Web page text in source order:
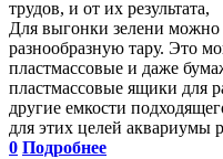
трудов, и от их результата,
Для выгонки зелени можно
разнообразную тару. Это
пластмассовые и даже
пластмассовые ящики для
другие емкости
для этих целей аквариумы
0 Подробнее